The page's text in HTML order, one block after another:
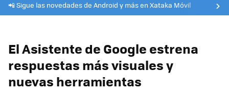
📲 Sigue las novedades de Android y más en Xataka Móvil
El Asistente de Google estrena
respuestas más visuales y
nuevas herramientas